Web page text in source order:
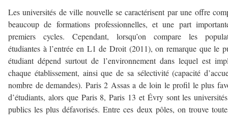
Les universités de ville nouvelle se caractérisent par une offre
beaucoup de formations professionnelles, et une part
premiers cycles. Cependant, lorsqu’on compare les
étudiantes à l’entrée en L1 de Droit (2011), on remarque que le
étudiant dépend surtout de l’environnement dans lequel est
chaque établissement, ainsi que de sa sélectivité (capacité
nombre de demandes). Paris 2 Assas a de loin le profil le plus
d’étudiants, alors que Paris 8, Paris 13 et Évry sont les
publics les plus défavorisés. Entre ces deux pôles, on trouve